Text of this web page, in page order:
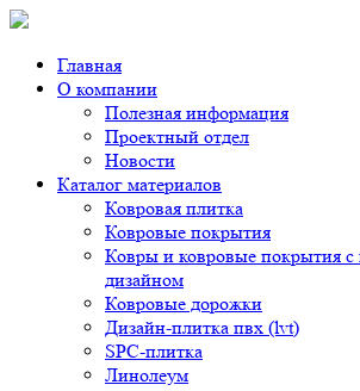
Главная
О компании
Полезная информация
Проектный отдел
Новости
Каталог материалов
Ковровая плитка
Ковровые покрытия
Ковры и ковровые покрытия
дизайном
Ковровые дорожки
Дизайн-плитка пвх (lvt)
SPC-плитка
Линолеум